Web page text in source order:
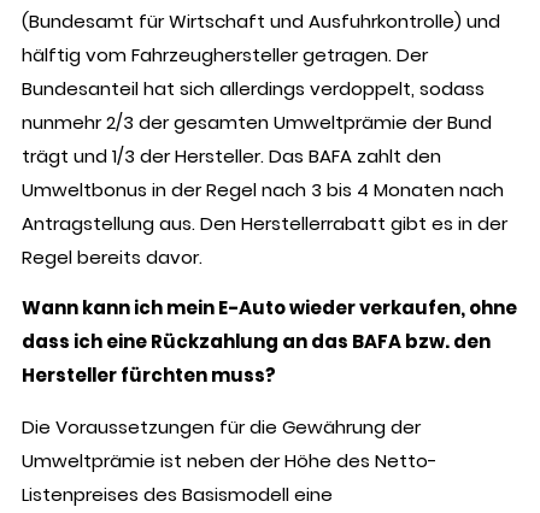
(Bundesamt für Wirtschaft und Ausfuhrkontrolle) und
hälftig vom Fahrzeughersteller getragen. Der
Bundesanteil hat sich allerdings verdoppelt, sodass
nunmehr 2/3 der gesamten Umweltprämie der Bund
trägt und 1/3 der Hersteller. Das BAFA zahlt den
Umweltbonus in der Regel nach 3 bis 4 Monaten nach
Antragstellung aus. Den Herstellerrabatt gibt es in der
Regel bereits davor.
Wann kann ich mein E-Auto wieder verkaufen, ohne
dass ich eine Rückzahlung an das BAFA bzw. den
Hersteller fürchten muss?
Die Voraussetzungen für die Gewährung der
Umweltprämie ist neben der Höhe des Netto-
Listenpreises des Basismodell eine